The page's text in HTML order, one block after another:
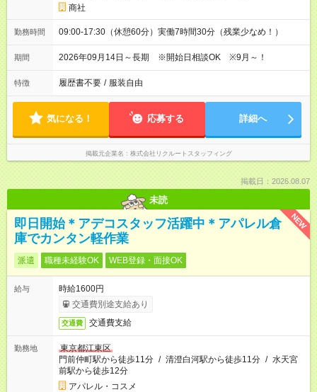
商社
勤務時間 09:00-17:30（休憩60分）実働7時間30分（残業少なめ！）
期間 2026年09月14日～長期 ※開始日相談OK ※9月～！
特徴 履歴書不要 / 服装自由
気になる！ 応募する 詳細へ
掲載元企業名 株式会社リクルートスタッフィング
掲載日：2026.08.07
未読
NEW
即日開始＊アデコスタッフ活躍中＊アパレル倉
庫でカンタン軽作業
派遣 職種未経験OK WEB登録・面接OK
給与
時給1600円
交通費別途支給あり
交通費 交通費支給
勤務地
東京都江東区
門前仲町駅から徒歩11分 / 清澄白河駅から徒歩11分 / 水天宮
前駅から徒歩12分
アパレル・コスメ